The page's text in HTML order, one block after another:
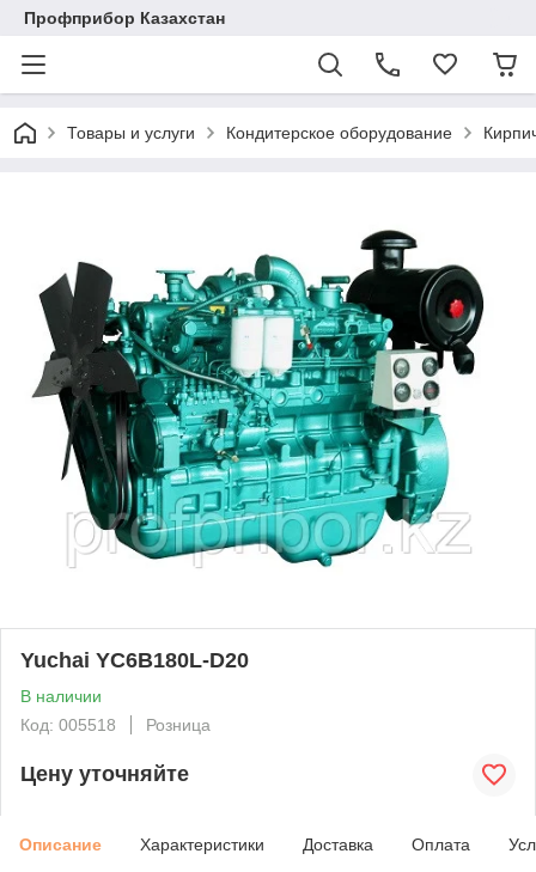
Профприбор Казахстан
Товары и услуги Кондитерское оборудование
Yuchai YC6B180L-D20
В наличии
Код: 005518
Розница
Цену уточняйте
Описание Характеристики Доставка Оплата